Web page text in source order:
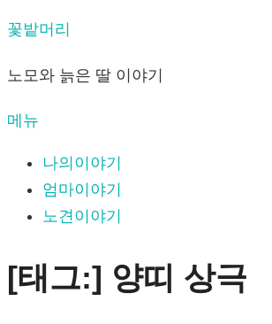
내
으
꽃밭머리
노모와 늙은 딸 이야기
메뉴
나의이야기
엄마이야기
노견이야기
[태그:] 양띠 상극